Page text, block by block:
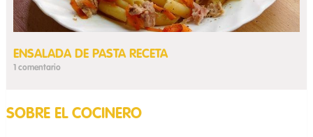
ENSALADA DE PASTA RECETA
1 comentario
SOBRE EL COCINERO